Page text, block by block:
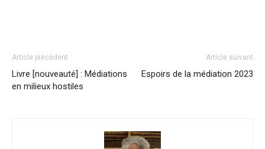
Article précédent
Livre [nouveauté] : Médiations
en milieux hostiles
Article suivant
Espoirs de la médiation 2023